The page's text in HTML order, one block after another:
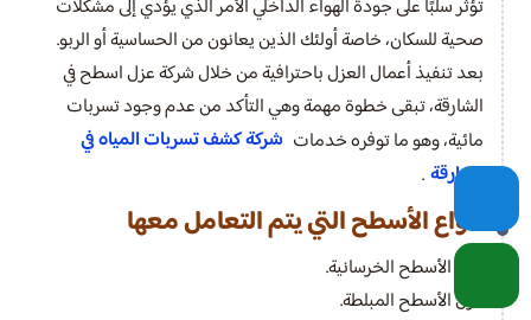
تؤثر سلبًا على جودة الهواء الداخلي الأمر الذي يؤدي إلى مشكلات
صحية للسكان، خاصة أولئك الذين يعانون من الحساسية أو الربو.
بعد تنفيذ أعمال العزل باحترافية من خلال شركة عزل اسطح في
الشارقة، تبقى خطوة مهمة وهي التأكد من عدم وجود تسربات
مائية، وهو ما توفره خدمات شركة كشف تسربات المياه في
الشارقة.
أنواع الأسطح التي يتم التعامل معها
عزل الأسطح الخرسانية.
عزل الأسطح المبلطة.